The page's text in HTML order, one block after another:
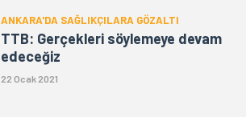
ANKARA'DA SAĞLIKÇILARA GÖZALTI
TTB: Gerçekleri söylemeye devam
edeceğiz
22 Ocak 2021